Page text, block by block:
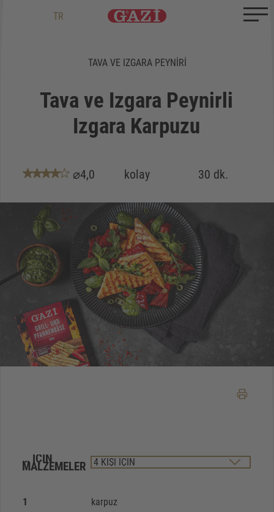
TR
TAVA VE IZGARA PEYNIRI
Tava ve Izgara Peynirli
Izgara Karpuzu
⌀4,0 kolay 30 dk.
… IÇIN
MALZEMELER
1
karpuz